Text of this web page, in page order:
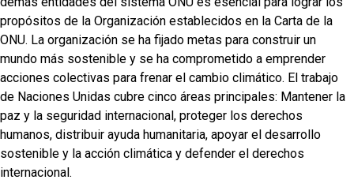
propósitos de la Organización establecidos en la Carta de la
ONU. La organización se ha fijado metas para construir un
mundo más sostenible y se ha comprometido a emprender
acciones colectivas para frenar el cambio climático. El trabajo
de Naciones Unidas cubre cinco áreas principales: Mantener la
paz y la seguridad internacional, proteger los derechos
humanos, distribuir ayuda humanitaria, apoyar el desarrollo
sostenible y la acción climática y defender el derechos
internacional.